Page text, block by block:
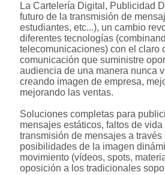
La Cartelería Digital, Publicidad
futuro de la transmisión de
estudiantes, etc...), un cambio
diferentes tecnologías
telecomunicaciones) con el claro
comunicación que suministre
audiencia de una manera nunca
creando imagen de empresa,
mejorando las ventas.
Soluciones completas para
mensajes estáticos, faltos de
transmisión de mensajes a
posibilidades de la imagen
movimiento (vídeos, spots,
oposición a los tradicionales